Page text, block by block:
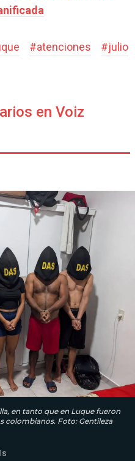
#atenciones #julio
en Voiz
en tanto que en Luque fueron
colombianos. Foto: Gentileza